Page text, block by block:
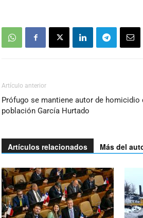
Artículo anterior
Prófugo se mantiene autor de homicidio
población García Hurtado
Artículos relacionados Más del